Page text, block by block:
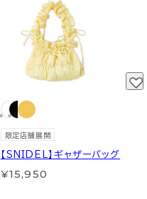
限定店舗展開
【SNIDEL】ギャザーバッグ
¥15,950